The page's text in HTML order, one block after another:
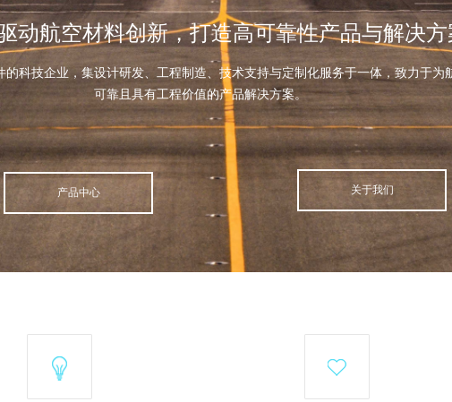
动航空材料创新，打造高可靠性产品与解决方
的科技企业，集设计研发、工程制造、技术支持与定制化服务于一体，致力于为
可靠且具有工程价值的产品解决方案。
产品中心 关于我们